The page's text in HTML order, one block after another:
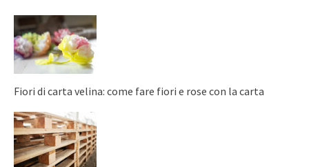
Fiori di carta velina: come fare fiori e rose con la carta